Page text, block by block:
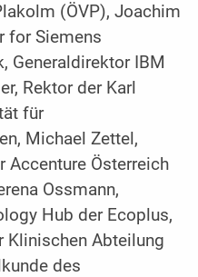
(ÖVP), Joachim
for Siemens
Generaldirektor IBM
Rektor der Karl
für
Michael Zettel,
Accenture Österreich
Ossmann,
Hub der Ecoplus,
Klinischen Abteilung
des